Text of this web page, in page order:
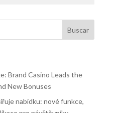
Brand Casino Leads the
New Bonuses
nabídku: nové funkce,